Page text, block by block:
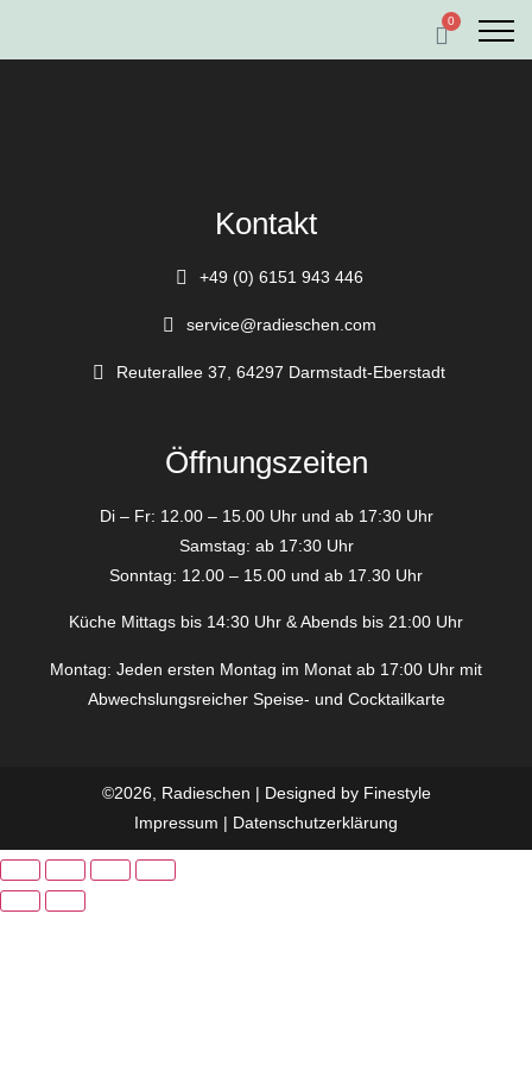
0
Kontakt
+49 (0) 6151 943 446
service@radieschen.com
Reuterallee 37, 64297 Darmstadt-Eberstadt
Öffnungszeiten
Di – Fr: 12.00 – 15.00 Uhr und ab 17:30 Uhr
Samstag: ab 17:30 Uhr
Sonntag: 12.00 – 15.00 und ab 17.30 Uhr
Küche Mittags bis 14:30 Uhr & Abends bis 21:00 Uhr
Montag: Jeden ersten Montag im Monat ab 17:00 Uhr mit
Abwechslungsreicher Speise- und Cocktailkarte
©2026, Radieschen | Designed by Finestyle
Impressum | Datenschutzerklärung